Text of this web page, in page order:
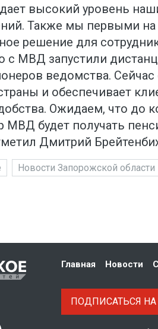
высокий уровень
Также мы первыми на
решение для
с МВД запустили
ведомства.
и обеспечивает
Ожидаем, что до
МВД будет получать
Дмитрий
Новости Запорожской области
ПОДПИСАТЬСЯ НА
Главная Новости